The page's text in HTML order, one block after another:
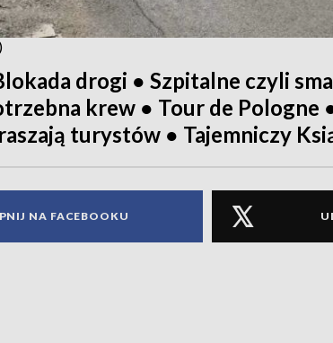
drogi ● Szpitalne czyli
krew ● Tour de Pologne
turystów ● Tajemniczy
NA FACEBOOKU